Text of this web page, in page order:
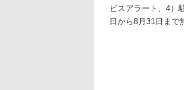
ビスアラート、4
日から8月31日まで